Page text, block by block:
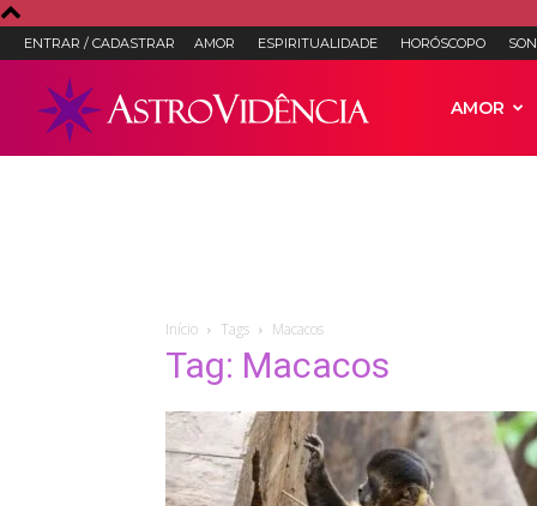
ENTRAR / CADASTRAR AMOR ESPIRITUALIDADE HORÓSCOPO
Tarot
AMOR
Início Tags Macacos
Tag: Macacos